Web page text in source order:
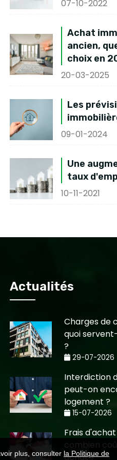
07-10-2022
Achat
ancien,
choix en
20-03-2025
Les
09-01-2024
Une
taux
10-11-2021
Actualités
Charges de
quoi
?
29-07-2026
Interdiction
peut-on
logement ?
15-07-2026
Frais
combien
achat ?
plus, consulter la Politique de